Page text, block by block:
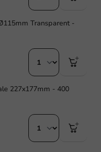
Transparent -
227x177mm - 400